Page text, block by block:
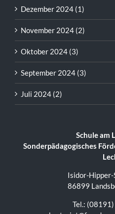
Dezember 2024 (1)
November 2024 (2)
Oktober 2024 (3)
September 2024 (3)
Juli 2024 (2)
Schule am
Sonderpädagogisches
Isidor-Hipper-
86899
Tel.: